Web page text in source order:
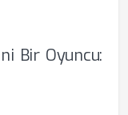
Bir Oyuncu: